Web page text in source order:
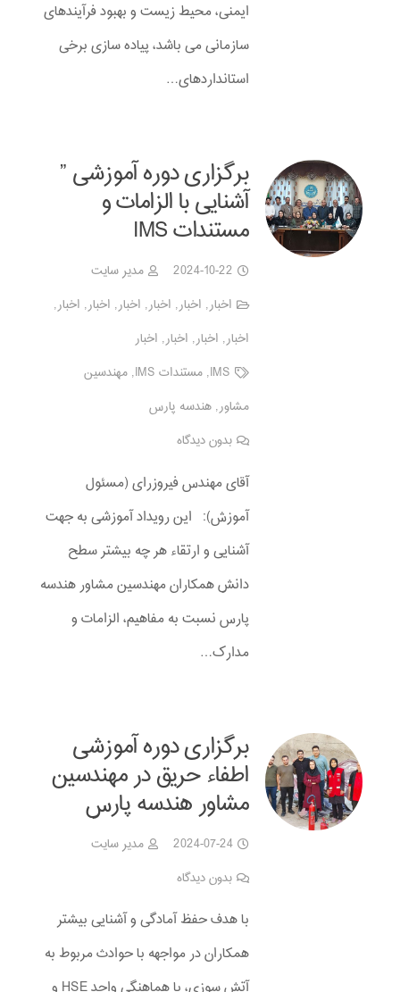
ایمنی، محیط زیست و بهبود فرآیندهای
سازمانی می باشد، پیاده سازی برخی
استانداردهای…
برگزاری دوره آموزشی ”
آشنایی با الزامات و
مستندات IMS
2024-10-22
مدیر سایت
اخبار, اخبار, اخبار, اخبار, اخبار, اخبار,
اخبار, اخبار, اخبار, اخبار
IMS
,مستندات IMS ,مهندسین
مشاور,هندسه پارس
بدون دیدگاه
آقای مهندس فیروزرای (مسئول
آموزش): این رویداد آموزشی به جهت
آشنایی و ارتقاء هر چه بیشتر سطح
دانش همکاران مهندسین مشاور هندسه
پارس نسبت به مفاهیم، الزامات و
مدارک…
برگزاری دوره آموزشی
اطفاء حریق در مهندسین
مشاور هندسه پارس
2024-07-24
مدیر سایت
بدون دیدگاه
با هدف حفظ آمادگی و آشنایی بیشتر
همکاران در مواجهه با حوادث مربوط به